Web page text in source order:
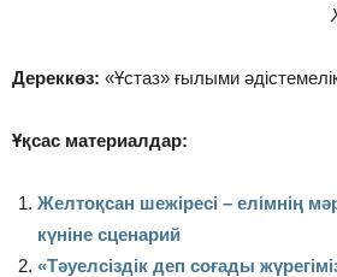
Дереккөз: «Ұстаз» ғылыми
Ұқсас материалдар:
Желтоқсан шежіресі – елімнің
күніне сценарий
«Тәуелсіздік деп соғады